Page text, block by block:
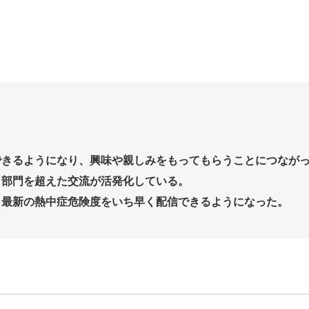
るようになり、興味や親しみをもってもらうことにつながっ
門を超えた交流が活発化している。
新の熱中症危険度をいち早く配信できるようになった。